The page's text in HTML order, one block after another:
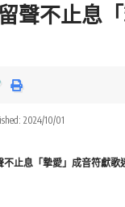
聲不止息
2024/10/01
不止息「摯愛」成音符獻歌